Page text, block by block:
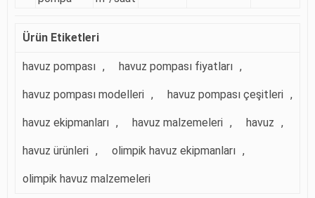
Ürün Etiketleri
havuz pompası , havuz pompası fiyatları ,
havuz pompası modelleri , havuz pompası çeşitleri ,
havuz ekipmanları , havuz malzemeleri , havuz ,
havuz ürünleri , olimpik havuz ekipmanları ,
olimpik havuz malzemeleri